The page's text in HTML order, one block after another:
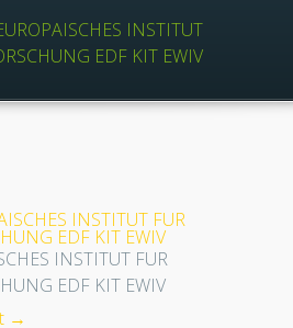
INSTITUT
EDF KIT EWIV
INSTITUT FUR
EDF KIT EWIV
→